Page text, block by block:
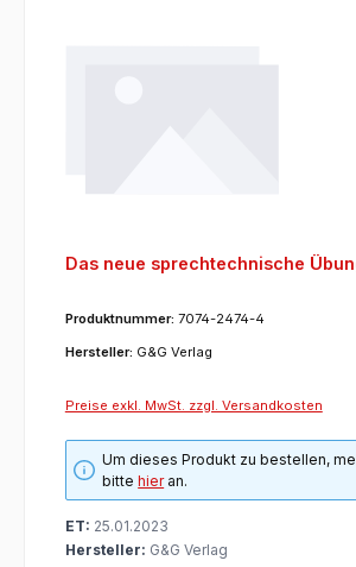
Das neue sprechtechnische
Produktnummer: 7074-2474-4
Hersteller: G&G Verlag
Preise exkl. MwSt. zzgl. Versandkosten
Um dieses Produkt zu bestellen,
bittehieran.
ET: 25.01.2023
Hersteller: G&G Verlag